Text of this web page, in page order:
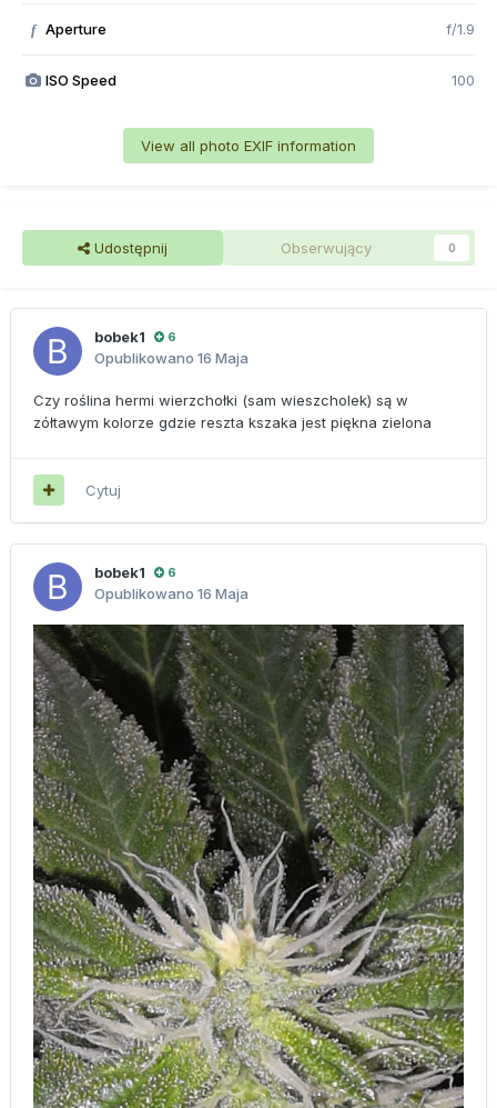
f Aperture f/1.9
ISO Speed 100
View all photo EXIF information
Udostępnij Obserwujący 0
bobek1 6
Opublikowano 16 Maja
Czy roślina hermi wierzchołki (sam wieszcholek) są w
zółtawym kolorze gdzie reszta kszaka jest piękna zielona
Cytuj
bobek1 6
Opublikowano 16 Maja